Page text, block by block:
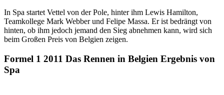
In Spa startet Vettel von der Pole, hinter ihm Lewis Hamilton,
Teamkollege Mark Webber und Felipe Massa. Er ist bedrängt von
hinten, ob ihm jedoch jemand den Sieg abnehmen kann, wird sich
beim Großen Preis von Belgien zeigen.
Formel 1 2011 Das Rennen in Belgien Ergebnis von
Spa